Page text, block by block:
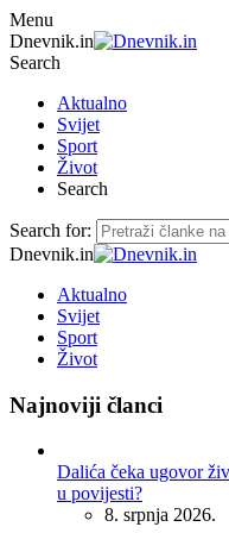
Menu
Dnevnik.in
Search
Aktualno
Svijet
Sport
Život
Search
Search for:
Dnevnik.in
Aktualno
Svijet
Sport
Život
Najnoviji članci
Dalića čeka ugovor
u povijesti?
8. srpnja 2026.